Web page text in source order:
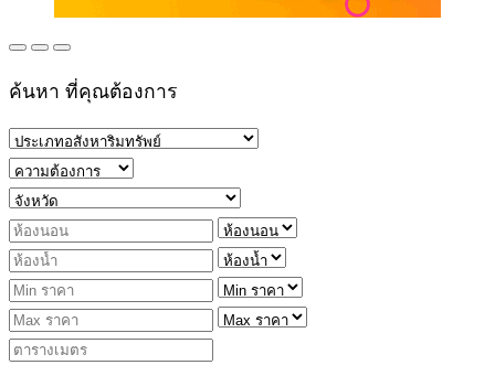
ค้นหา ที่คุณต้องการ